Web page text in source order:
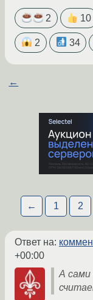
2 10
2 34
←
← 1 2
Ответ на:
+00:00
А сами